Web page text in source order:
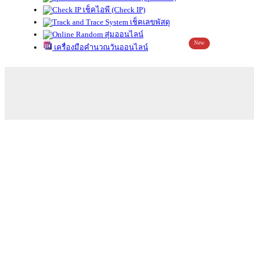
เช็คไอพี (Check IP)
เช็คเลขพัสดุ
สุ่มออนไลน์
เครื่องมือคำนวณวันออนไลน์
New